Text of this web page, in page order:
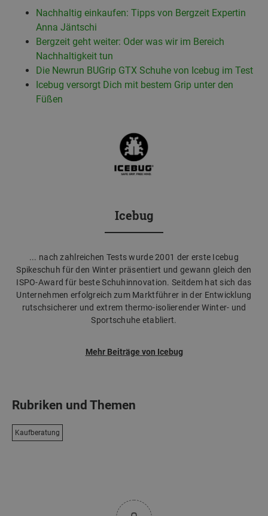
Nachhaltig einkaufen: Tipps von Bergzeit Expertin
Anna Jäntschi
Bergzeit geht weiter: Oder was wir im Bereich
Nachhaltigkeit tun
Die Newrun BUGrip GTX Schuhe von Icebug im Test
Icebug versorgt Dich mit bestem Grip unter den
Füßen
Icebug
... nach zahlreichen Tests wurde 2001 der erste Icebug
Spikeschuh für den Winter präsentiert und gewann gleich den
ISPO-Award für beste Schuhinnovation. Seitdem hat sich das
Unternehmen erfolgreich zum Marktführer in der Entwicklung
rutschsicherer und extrem thermo-isolierender Winter- und
Sportschuhe etabliert.
Mehr Beiträge von Icebug
Rubriken und Themen
Kaufberatung